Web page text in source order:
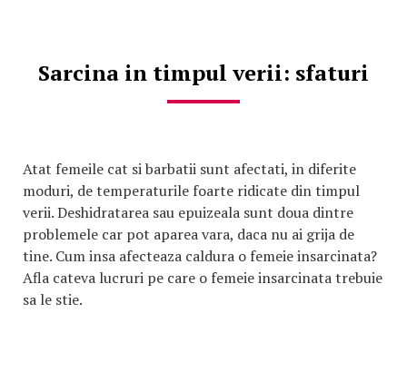
Sarcina in timpul verii: sfaturi
Atat femeile cat si barbatii sunt afectati, in diferite
moduri, de temperaturile foarte ridicate din timpul
verii. Deshidratarea sau epuizeala sunt doua dintre
problemele car pot aparea vara, daca nu ai grija de
tine. Cum insa afecteaza caldura o femeie insarcinata?
Afla cateva lucruri pe care o femeie insarcinata trebuie
sa le stie.